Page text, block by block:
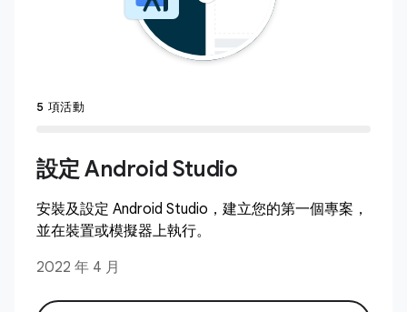
5 項活動
設定 Android Studio
安裝及設定 Android Studio，建立您的第一個專案，
並在裝置或模擬器上執行。
2022 年 4 月